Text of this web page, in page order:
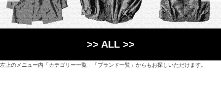
>> ALL >>
左上のメニュー内「カテゴリー一覧」「ブランド一覧」からもお探しいただけます。